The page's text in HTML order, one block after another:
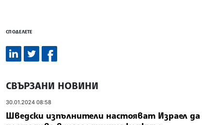
СПОДЕЛЕТЕ
СВЪРЗАНИ НОВИНИ
30.01.2024 08:58
Шведски изпълнители настояват Израел да